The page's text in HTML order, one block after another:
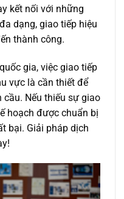
kết nối với những
dạng, giao tiếp hiệu
thành công.
gia, việc giao tiếp
vực là cần thiết để
Nếu thiếu sự giao
hoạch được chuẩn bị
bại. Giải pháp dịch